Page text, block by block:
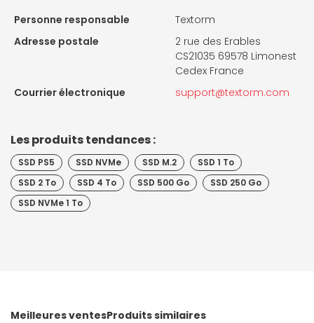
Personne responsable
Textorm
Adresse postale
2 rue des Erables
CS21035 69578 Limonest
Cedex France
Courrier électronique
support@textorm.com
Les produits tendances :
SSD PS5 SSD NVMe SSD M.2
SSD 1 To
SSD 2 To
SSD 4 To SSD 500 Go
SSD 250 Go
SSD NVMe 1 To
Meilleures ventesProduits similaires